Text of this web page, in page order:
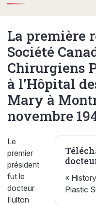
La première
Société
Chirurgiens
à l’Hôpital
Mary à
novembre
«
Plastic
Le
premier
président
fut le
docteur
Fulton